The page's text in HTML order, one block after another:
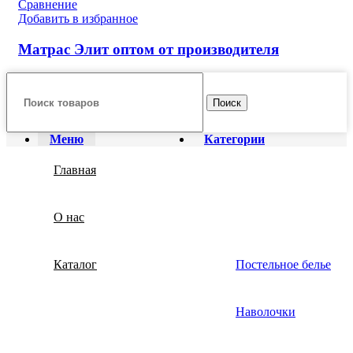
Сравнение
Добавить в избранное
Матрас Элит оптом от производителя
Поиск
Меню Категории
Главная
О нас
Каталог Постельное белье
Наволочки